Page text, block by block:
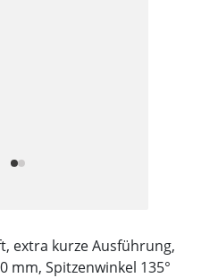
extra kurze Ausführung,
mm, Spitzenwinkel 135°